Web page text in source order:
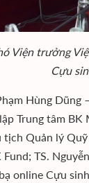
Viện trưởng
Cựu
Hùng
Trung tâm
Quản lý
TS.
online Cựu